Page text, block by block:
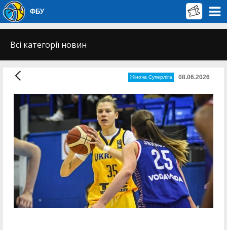
ФБУ
Всі категорії новин
Жіноча Суперліга 08.06.2026